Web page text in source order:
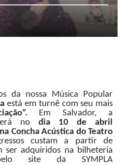
da nossa Música Popular
está em turnê com seu mais
Em Salvador, a
no dia 10 de abril
Concha Acústica do Teatro
custam a partir de
ser adquiridos na bilheteria
site da SYMPLA